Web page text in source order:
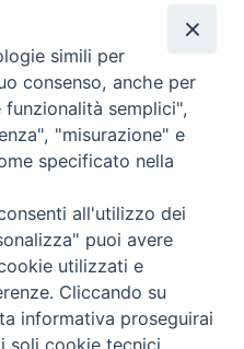
5
(CS)
CURIA
9:30-12:30
su
simili per
consenso, anche per
semplici",
"misurazione" e
specificato nella
all'utilizzo dei
puoi avere
utilizzati e
Cliccando su
informativa proseguirai